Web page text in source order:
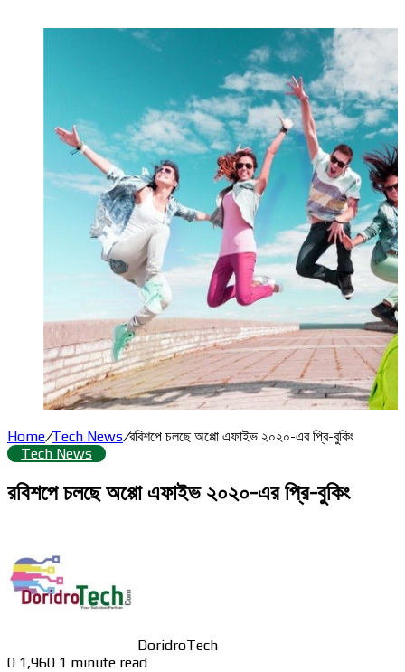
Home/Tech News/রবিশপে চলছে অপ্পো এফাইভ ২০২০-এর প্রি-বুকিং
Tech News
রবিশপে চলছে অপ্পো এফাইভ ২০২০-এর প্রি-বুকিং
DoridroTech
0 1,960 1 minute read